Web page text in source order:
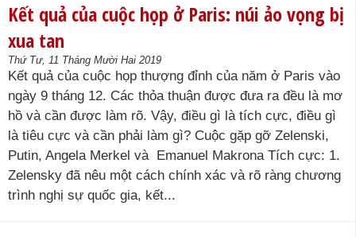
Kết quả của cuộc họp ở Paris: núi ảo vọng bị
xua tan
Thứ Tư, 11 Tháng Mười Hai 2019
Kết quả của cuộc họp thượng đỉnh của năm ở Paris vào
ngày 9 tháng 12. Các thỏa thuận được đưa ra đều là mơ
hồ và cần được làm rõ. Vậy, điều gì là tích cực, điều gì
là tiêu cực và cần phải làm gì? Cuộc gặp gỡ Zelenski,
Putin, Angela Merkel và Emanuel Makrona Tích cực: 1.
Zelensky đã nêu một cách chính xác và rõ ràng chương
trình nghị sự quốc gia, kết...